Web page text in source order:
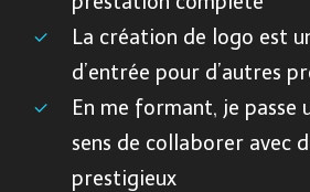
La création de logo est
d’entrée pour d’autres
En me formant, je passe
sens de collaborer avec
prestigieux